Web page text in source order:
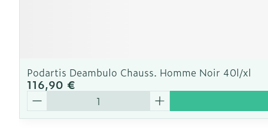
Podartis Deambulo Chauss. Homme Noir 40l/xl
116,90 €
Quantité